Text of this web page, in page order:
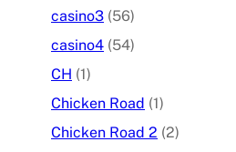
casino3 (56)
casino4 (54)
CH (1)
Chicken Road (1)
Chicken Road 2 (2)